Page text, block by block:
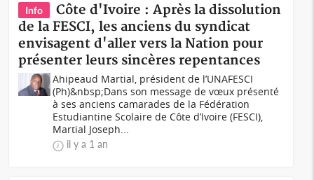
Info
Côte d'Ivoire : Après la dissolution
de la FESCI, les anciens du syndicat
envisagent d'aller vers la Nation pour
présenter leurs sincères repentances
Ahipeaud Martial, président de l’UNAFESCI
(Ph)&nbsp;Dans son message de vœux présenté
à ses anciens camarades de la Fédération
Estudiantine Scolaire de Côte d’Ivoire (FESCI),
Martial Joseph...
il y a 1 an